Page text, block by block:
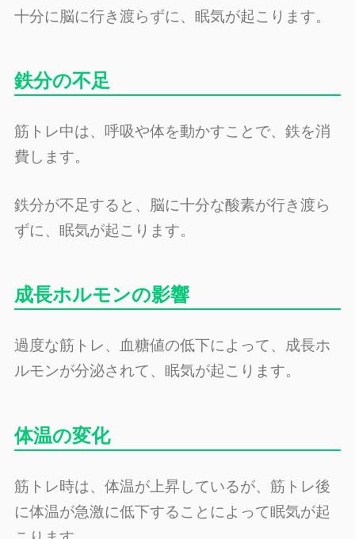
十分に脳に行き渡らずに、眠気が起こります。
鉄分の不足
筋トレ中は、呼吸や体を動かすことで、鉄を消
費します。
鉄分が不足すると、脳に十分な酸素が行き渡ら
ずに、眠気が起こります。
成長ホルモンの影響
過度な筋トレ、血糖値の低下によって、成長ホ
ルモンが分泌されて、眠気が起こります。
体温の変化
筋トレ時は、体温が上昇しているが、筋トレ後
に体温が急激に低下することによって眠気が起